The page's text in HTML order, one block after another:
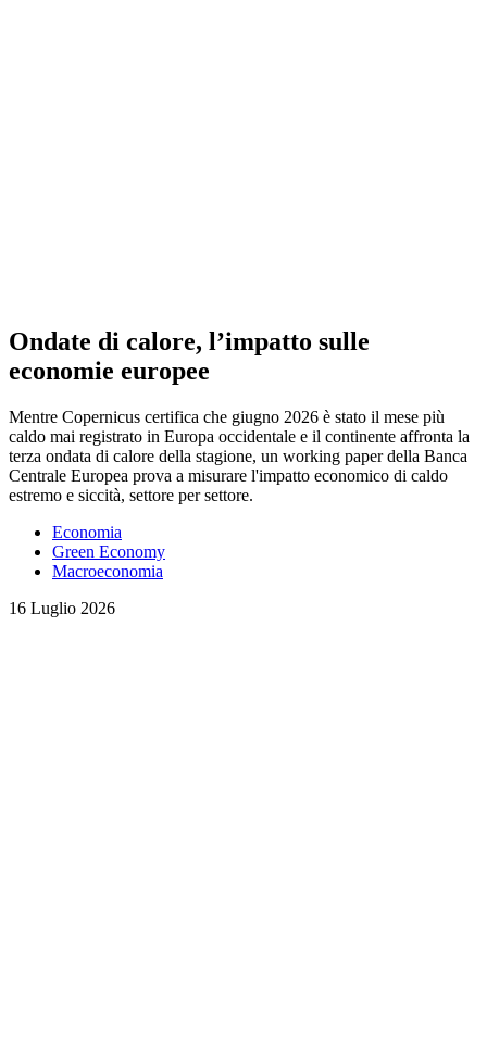
Ondate di calore, l’impatto sulle
economie europee
Mentre Copernicus certifica che giugno 2026 è stato il mese più
caldo mai registrato in Europa occidentale e il continente affronta la
terza ondata di calore della stagione, un working paper della Banca
Centrale Europea prova a misurare l'impatto economico di caldo
estremo e siccità, settore per settore.
Economia
Green Economy
Macroeconomia
16 Luglio 2026